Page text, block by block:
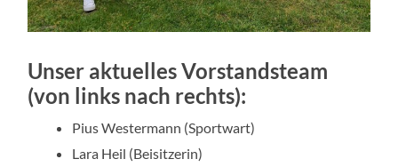
Unser aktuelles Vorstandsteam
(von links nach rechts):
Pius Westermann (Sportwart)
Lara Heil (Beisitzerin)